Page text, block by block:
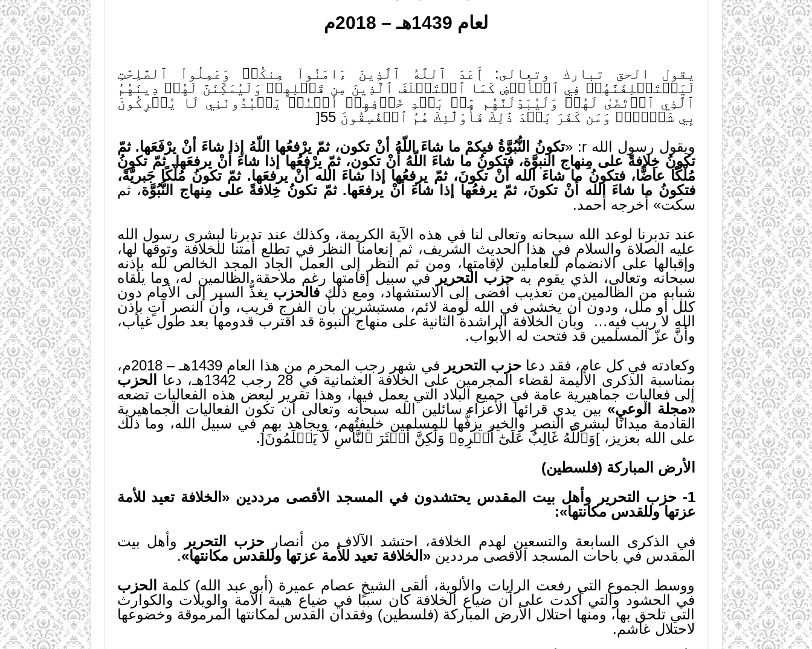
لعام 1439هـ – 2018م
يقول الحق تبارك وتعالى: ]َعَدَ ٱللَّهُ ٱلَّذِينَ ءَامَنُواْ مِنكُمۡ وَعَمِلُواْ ٱلصَّٰلِحَٰتِ
لَيَسۡتَخۡلِفَنَّهُمۡ فِي ٱلۡأَرۡضِ كَمَا ٱسۡتَخۡلَفَ ٱلَّذِينَ مِن قَبۡلِهِمۡ وَلَيُمَكِّنَنَّ لَهُمۡ دِينَهُمُ
ٱلَّذِي ٱرۡتَضَىٰ لَهُمۡ وَلَيُبَدِّلَنَّهُم مِّنۢ بَعۡدِ خَوۡفِهِمۡ أَمۡنٗاۚ يَعۡبُدُونَنِي لَا يُشۡرِكُونَ
بِي شَيۡ‍ٔٗاۚ وَمَن كَفَرَ بَعۡدَ ذَٰلِكَ فَأُوْلَٰٓئِكَ هُمُ ٱلۡفَٰسِقُونَ 55[
ويقول رسول الله r: «
تكونُ النُّبُوَّةُ فيكمْ ما شاءَ اللّهُ أنْ تكون، ثمّ يرْفعُها اللّهُ إذا شاءَ أنْ يرْفَعَها. ثمّ
تكونُ خِلافةً على مِنهاج النبوَّة، فتكونُ ما شاءَ اللّهُ أنْ تكون، ثمّ يرْفعُها إذا شاءَ أنْ يرفعَها. ثمّ تكونُ
مُلْكًا عاضًّا، فتكونُ ما شاءَ الله أنْ تكونَ، ثمّ يرفعُها إذا شاءَ الله أنْ يرفعَها. ثمّ تكونُ مُلْكًا جَبريَّةً،
فتكونُ ما شاءَ الله أنْ تكونَ، ثمّ يرفعُها إذا شاءَ أنْ يرفعَها. ثمّ تكونُ خِلافةً على مِنهاج النُّبُوَّة، ثم
سكت» أخرجه أحمد.
عند تدبرنا لوعد الله سبحانه وتعالى لنا في هذه الآية الكريمة، وكذلك عند تدبرنا لبشرى رسول الله
عليه الصلاة والسلام في هذا الحديث الشريف، ثم إنعامنا النظر في تطلع أمتنا للخلافة وتوقها لها،
وإقبالها على الانضمام للعاملين لإقامتها، ومن ثم النظر إلى العمل الجاد المجد الخالص لله بإذنه
سبحانه وتعالى، الذي يقوم بهحزب التحرير في سبيل إقامتها رغم ملاحقة الظالمين له، وما يلقاه
شبابه من الظالمين من تعذيب أفضى إلى الاستشهاد، ومع ذلكفالحزب يغذُّ السير إلى الأمام دون
كلل أو ملل، ودون أن يخشى في الله لومة لائم، مستبشرين بأن الفرج قريب، وأن النصر آتٍ بإذن
الله لا ريب فيه… وبأن الخلافة الراشدة الثانية على منهاج النبوة قد اقترب قدومها بعد طول غياب،
وأنَّ عزّ المسلمين قد فتحت له الأبواب.
وكعادته في كل عام، فقد دعا حزب التحرير
في شهر رجب المحرم من هذا العام 1439هـ – 2018م،
بمناسبة الذكرى الأليمة لقضاء المجرمين على الخلافة العثمانية في 28 رجب 1342هـ، دعا
الحزب
إلى فعاليات جماهيرية عامة في جميع البلاد التي يعمل فيها، وهذا تقرير لبعض هذه الفعاليات تضعه
«مجلة الوعي» بين يدي قرائها الأعزاء سائلين الله سبحانه وتعالى أن تكون الفعاليات الجماهيرية
القادمة ميدانًا لبشرى النصر والخير يزفُّها للمسلمين خليفتُهم، ويجاهد بهم في سبيل الله، وما ذلك
على الله بعزيز، ]وَٱللَّهُ غَالِبٌ عَلَىٰٓ أَمۡرِهِۦ وَلَٰكِنَّ أَكۡثَرَ ٱلنَّاسِ لَا يَعۡلَمُونَ[.
الأرض المباركة (فلسطين)
1- حزب التحرير وأهل بيت المقدس يحتشدون في المسجد الأقصى مرددين «الخلافة تعيد للأمة
عزتها وللقدس مكانتها»:
في الذكرى السابعة والتسعين لهدم الخلافة، احتشد الآلاف من أنصار حزب التحرير
وأهل بيت
المقدس في باحات المسجد الأقصى مرددين«الخلافة تعيد للأمة عزتها وللقدس مكانتها».
ووسط الجموع التي رفعت الرايات والألوية، ألقى الشيخ عصام عميرة (أبو عبد الله) كلمة
الحزب
في الحشود والتي أكدت على أن ضياع الخلافة كان سببًا في ضياع هيبة الأمة والويلات والكوارث
التي تلحق بها، ومنها احتلال الأرض المباركة (فلسطين) وفقدان القدس لمكانتها المرموقة وخضوعها
لاحتلال غاشم.